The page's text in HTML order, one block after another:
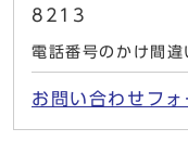
8213
電話番号のかけ間違
お問い合わせフォ